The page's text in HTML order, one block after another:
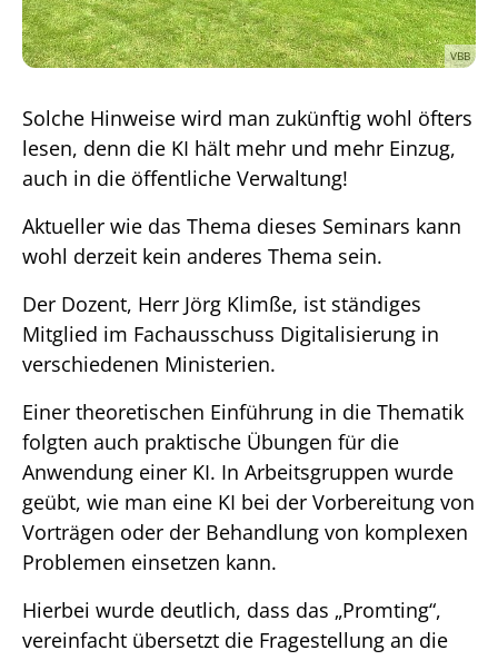
VBB
Solche Hinweise wird man zukünftig wohl öfters
lesen, denn die KI hält mehr und mehr Einzug,
auch in die öffentliche Verwaltung!
Aktueller wie das Thema dieses Seminars kann
wohl derzeit kein anderes Thema sein.
Der Dozent, Herr Jörg Klimße, ist ständiges
Mitglied im Fachausschuss Digitalisierung in
verschiedenen Ministerien.
Einer theoretischen Einführung in die Thematik
folgten auch praktische Übungen für die
Anwendung einer KI. In Arbeitsgruppen wurde
geübt, wie man eine KI bei der Vorbereitung von
Vorträgen oder der Behandlung von komplexen
Problemen einsetzen kann.
Hierbei wurde deutlich, dass das „Promting“,
vereinfacht übersetzt die Fragestellung an die